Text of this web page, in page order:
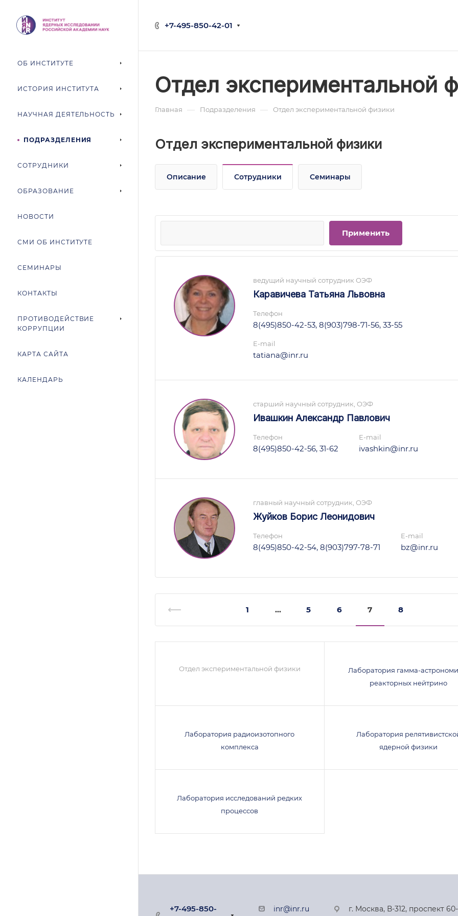
+7-495-850-42-01
ОБ ИНСТИТУТЕ
ИСТОРИЯ ИНСТИТУТА
НАУЧНАЯ ДЕЯТЕЛЬНОСТЬ
ПОДРАЗДЕЛЕНИЯ
СОТРУДНИКИ
ОБРАЗОВАНИЕ
НОВОСТИ
СМИ ОБ ИНСТИТУТЕ
СЕМИНАРЫ
КОНТАКТЫ
ПРОТИВОДЕЙСТВИЕ
КОРРУПЦИИ
КАРТА САЙТА
КАЛЕНДАРЬ
Отдел экспериментальной
Главная — Подразделения — Отдел экспериментальной физики
Отдел экспериментальной физики
Описание Сотрудники Семинары
ведущий научный сотрудник ОЭФ
Каравичева Татьяна Львовна
Телефон
8(495)850-42-53, 8(903)798-71-56, 33-55
E-mail
tatiana@inr.ru
старший научный сотрудник, ОЭФ
Ивашкин Александр Павлович
Телефон
8(495)850-42-56, 31-62
E-mail
ivashkin@inr.ru
главный научный сотрудник, ОЭФ
Жуйков Борис Леонидович
Телефон
8(495)850-42-54, 8(903)797-78-71
E-mail
bz@inr.ru
1 ... 5 6 7 8
Отдел экспериментальной физики
Лаборатория гамма-
реакторных нейтрино
Лаборатория радиоизотопного
комплекса
Лаборатория
ядерной физики
Лаборатория исследований редких
процессов
+7-495-850- inr@inr.ru
г. Москва, В-312, проспект